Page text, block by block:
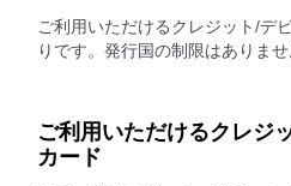
ご利用いただけるクレジット/デ
りです。発行国の制限はありませ
ご利用いただけるクレジ
カード